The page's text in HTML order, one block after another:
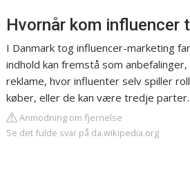
Hvornår kom influencer
I Danmark tog influencer-marketing
indhold kan fremstå som
reklame, hvor influenter selv spiller
køber, eller de kan være tredje parter.
Anmodning om fjernelse
Se det fulde svar på da.wikipedia.org